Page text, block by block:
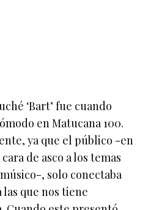
‘Bart’ fue cuando
en Matucana 100.
ya que el público -en
de asco a los temas
, solo conectaba
las que nos tiene